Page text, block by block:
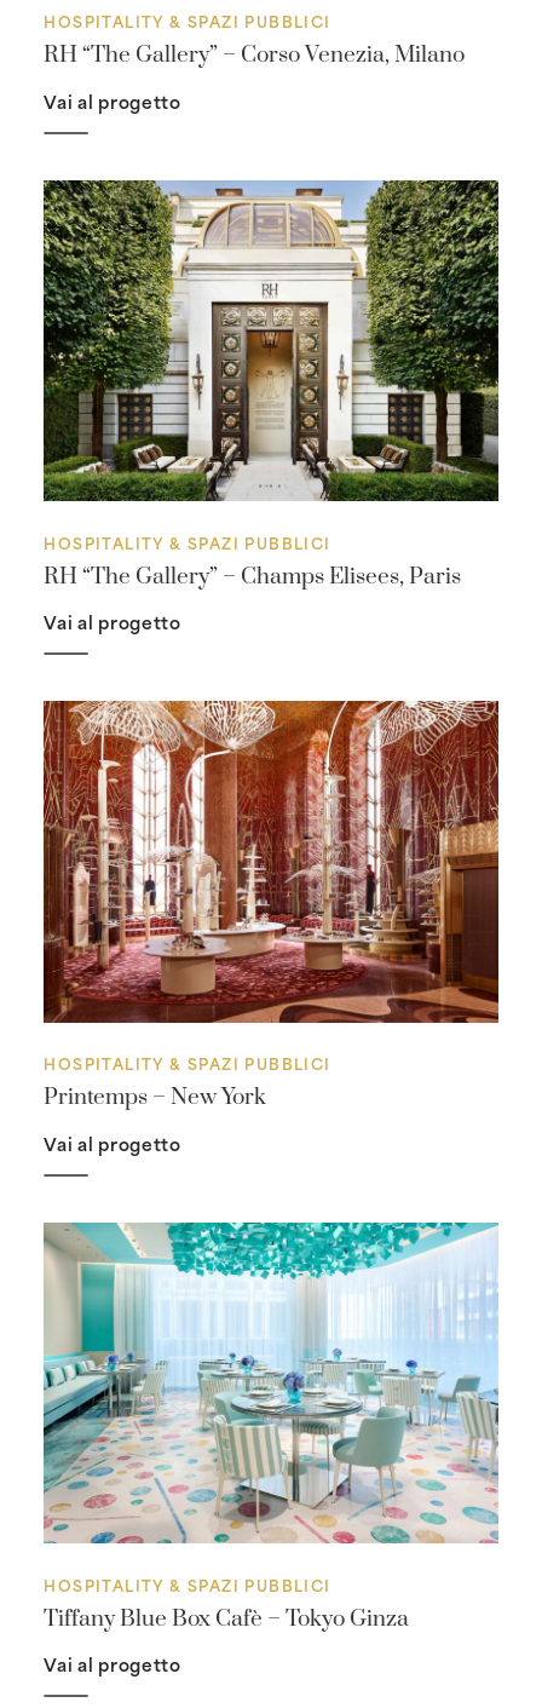
HOSPITALITY & SPAZI PUBBLICI
RH “The Gallery” – Corso Venezia, Milano
Vai al progetto
HOSPITALITY & SPAZI PUBBLICI
RH “The Gallery” – Champs Elisees, Paris
Vai al progetto
HOSPITALITY & SPAZI PUBBLICI
Printemps – New York
Vai al progetto
HOSPITALITY & SPAZI PUBBLICI
Tiffany Blue Box Cafè – Tokyo Ginza
Vai al progetto